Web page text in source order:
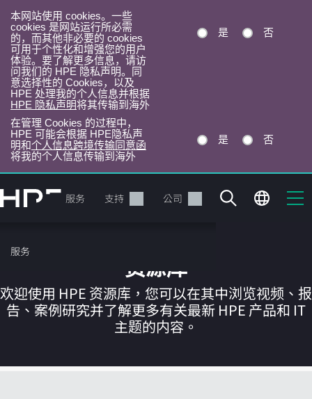
本网站使用 cookies。一些
cookies 是网站运行所必需
的，而其他非必要的 cookies
可用于个性化和增强您的用户
体验。要了解更多信息，请访
问我们的 HPE 隐私声明。同
意选择性的 Cookies，以及
HPE 处理我的个人信息并根据
HPE 隐私声明将其传输到海外
是 否
在管理 Cookies 的过程中，
HPE 可能会根据 HPE隐私声
明和个人信息跨境传输同意函
将我的个人信息传输到海外
是 否
转
到
目
录
产品 服务 支持 公司
服务
您的购物车目前是空的
资源库
欢迎使用 HPE 资源库，您可以在其中浏览视频、报
告、案例研究并了解更多有关最新 HPE 产品和 IT
主题的内容。